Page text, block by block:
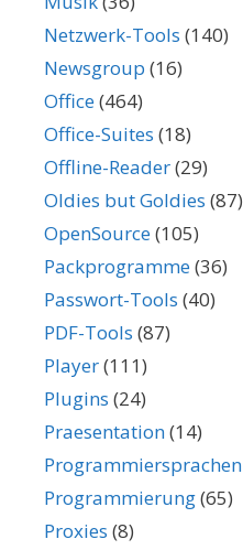
Netzwerk-Tools (140)
Newsgroup (16)
Office(464)
Office-Suites (18)
Offline-Reader(29)
Oldies but Goldies (87)
OpenSource(105)
Packprogramme(36)
Passwort-Tools (40)
PDF-Tools (87)
Player(111)
Plugins (24)
Praesentation(14)
Programmiersprachen
Programmierung(65)
Proxies (8)